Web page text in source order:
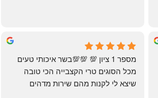
Yonatan Menashe
6 months ago